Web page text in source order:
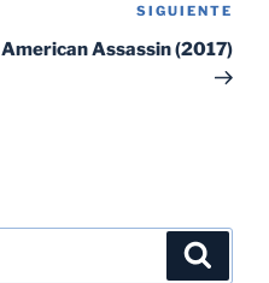
SIGUIENTE
American Assassin (2017)